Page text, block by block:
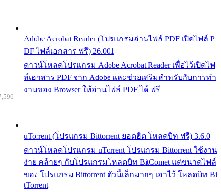
Adobe Acrobat Reader (โปรแกรมอ่านไฟล์ PDF เปิดไฟล์ P
DF ไฟล์เอกสาร ฟรี) 26.001
ดาวน์โหลดโปรแกรม Adobe Acrobat Reader เพื่อไว้เปิดไฟ
ล์เอกสาร PDF จาก Adobe และช่วยเสริมสำหรับกับการทำ
งานของ Browser ให้อ่านไฟล์ PDF ได้ ฟรี
uTorrent (โปรแกรม Bittorrent ยอดฮิต โหลดบิท ฟรี) 3.6.0
ดาวน์โหลดโปรแกรม uTorrent โปรแกรม Bittorrent ใช้งาน
ง่าย คล้ายๆ กับโปรแกรมโหลดบิท BitComet แต่ขนาดไฟล์
ของ โปรแกรม Bittorrent ตัวนี้เล็กมากๆ เอาไว้ โหลดบิท Bi
tTorrent